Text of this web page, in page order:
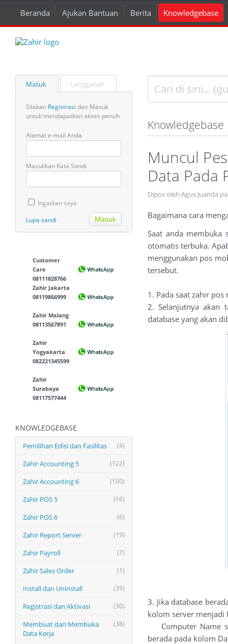
Beranda Ajukan Bantuan Berita Knowledgebase
Masuk Langganan
Silakan Registrasi dan Masuk
untuk mendapatkan akses penuh
Alamat e-mail Anda
Masukkan Kata Sandi
Ingatkan saya
Lupa sandi
Customer
Care
08111828766
Zahir Jakarta
08119866999
Zahir Malang
08113567891
Zahir
Yogyakarta
082221345599
Zahir
Surabaya
08117577444
KNOWLEDGEBASE
(4)
Pemilihan Edisi dan Fasilitas
(122)
Zahir Accounting 5
(100)
Zahir Accounting 6
(16)
Zahir POS 5
(6)
Zahir POS 6
(19)
Zahir Report Server
(7)
Zahir Payroll
(1)
Zahir Sales Order
(39)
Install dan Uninstall
(30)
Registrasi dan Aktivasi
(38)
Membuat dan Membuka
Data Kerja
Knowledgebase
Muncul
Data Pada
Dipos oleh Agus Juanda
Bagaimana cara
Saat anda membuka
otomatis terbuka.
menggunakan pos
tersebut.
1. Pada saat zahir
2. Selanjutnya akan
database yang akan
3. Jika database
kolom server menjadi
Computer Name
berada pada kolom